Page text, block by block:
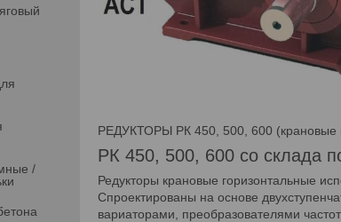
РЕДУКТОРЫ РК 450, 500, 600 (крановые
РК 450, 500, 600 со склада
Редукторы крановые горизонтальные
Спроектированы на основе
вариаторами, преобразователями
/